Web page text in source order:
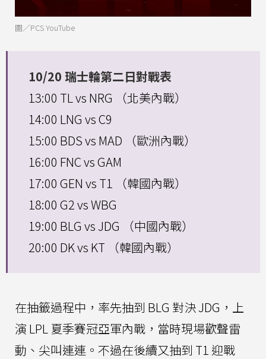
圖／PCS YouTube
10/20 瑞士輪第二日對戰表
13:00 TL vs NRG （北美內戰）
14:00 LNG vs C9
15:00 BDS vs MAD （歐洲內戰）
16:00 FNC vs GAM
17:00 GEN vs T1 （韓國內戰）
18:00 G2 vs WBG
19:00 BLG vs JDG （中國內戰）
20:00 DK vs KT （韓國內戰）
在抽籤過程中，率先抽到 BLG 對決 JDG，上
演 LPL 夏季賽冠亞軍內戰，當時現場歡聲雷
動、尖叫連連。不過在後續又抽到 T1 迎戰